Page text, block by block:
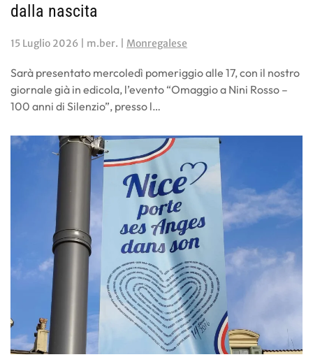
dalla nascita
15 Luglio 2026 | m.ber. | Monregalese
Sarà presentato mercoledì pomeriggio alle 17, con il nostro
giornale già in edicola, l’evento “Omaggio a Nini Rosso –
100 anni di Silenzio”, presso l…